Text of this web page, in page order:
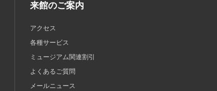
来館のご案内
アクセス
各種サービス
ミュージアム関連割引
よくあるご質問
メールニュース